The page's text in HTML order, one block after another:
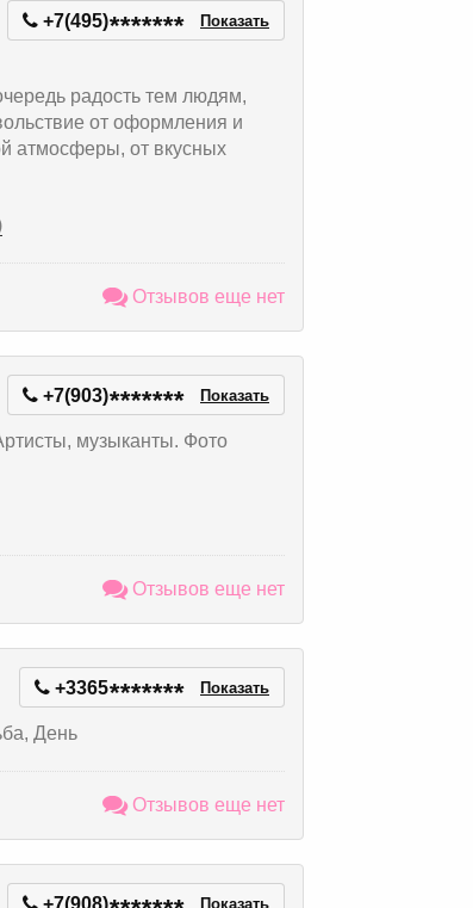
+7(495)******* Показать
радость тем людям,
от оформления и
атмосферы, от вкусных
Отзывов еще нет
+7(903)******* Показать
музыканты. Фото
Отзывов еще нет
+3365******* Показать
День
Отзывов еще нет
+7(908) Показать